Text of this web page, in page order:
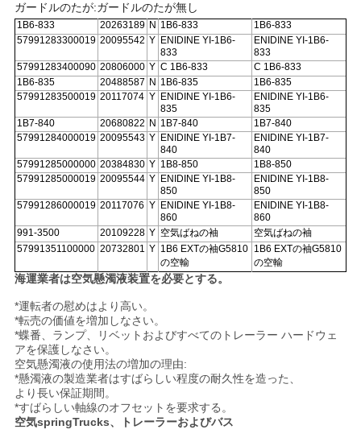
地
図
PRIVACY
POLICY
ガードルのたが:ガードルのたが無し
1B6-833 20263189 N 1B6-833
1B6-833
57991283300019 20095542 Y ENIDINE YI-1B6-
833
ENIDINE YI-1B6-
833
57991283400090 20806000 Y C 1B6-833
C 1B6-833
1B6-835
20488587 N 1B6-835
1B6-835
57991283500019 20117074 Y ENIDINE YI-1B6-
835
ENIDINE YI-1B6-
835
1B7-840
20680822 N 1B7-840
1B7-840
57991284000019 20095543 Y ENIDINE YI-1B7-
840
ENIDINE YI-1B7-
840
57991285000000 20384830 Y 1B8-850
1B8-850
57991285000019 20095544 Y ENIDINE YI-1B8-
850
ENIDINE YI-1B8-
850
57991286000019 20117076 Y ENIDINE YI-1B8-
860
ENIDINE YI-1B8-
860
991-3500
20109228 Y 空気ばねの袖
空気ばねの袖
57991351100000 20732801 Y 1B6 EXTの袖G5810
の空輸
1B6 EXTの袖G5810
の空輸
海運業者は空気懸濁液装置を必要とする。
*運転者の慰めはより高い。
*転売の価値を増加しなさい。
*蝶番、ランプ、リベットおよびすべてのトレーラー ハードウェ
アを保護しなさい。
空気懸濁液の使用法の増加の理由:
*懸濁液の製造業者はすばらしい程度の耐久性を造った、
より長い保証期間。
*すばらしい軸線のオフセットを要求する。
空気springTrucks、トレーラーおよびバス